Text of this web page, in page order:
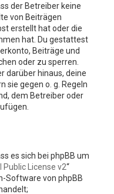
der Betreiber keine
von Beiträgen
erstellt hat oder die
hat. Du gestattest
Beiträge und
oder zu sperren.
darüber hinaus, deine
sie gegen o. g. Regeln
dem Betreiber oder
es sich bei phpBB um
Public License v2“
Software von phpBB